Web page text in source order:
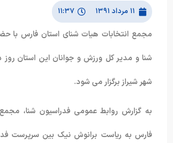
۱۱ مرداد ۱۳۹۱ ۱۱:۳۷
مجمع انتخابات هیات شنای استان فارس با
شهر شیراز برگزار می شود.
به گزارش روابط عمومی فدراسیون شنا، مجمع
فارس به ریاست برانوش نیک بین سرپرست